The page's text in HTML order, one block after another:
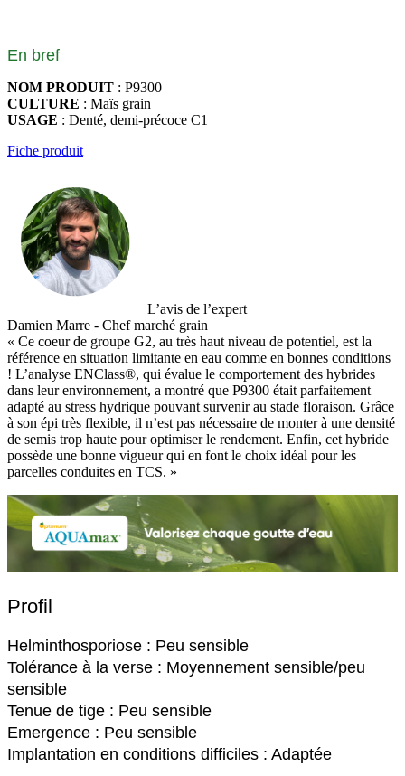
En bref
NOM PRODUIT : P9300
CULTURE : Maïs grain
USAGE : Denté, demi-précoce C1
Fiche produit
L’avis de l’expert
Damien Marre - Chef marché grain
« Ce coeur de groupe G2, au très haut niveau de potentiel, est la
référence en situation limitante en eau comme en bonnes conditions
! L’analyse ENClass®, qui évalue le comportement des hybrides
dans leur environnement, a montré que P9300 était parfaitement
adapté au stress hydrique pouvant survenir au stade floraison. Grâce
à son épi très flexible, il n’est pas nécessaire de monter à une densité
de semis trop haute pour optimiser le rendement. Enfin, cet hybride
possède une bonne vigueur qui en font le choix idéal pour les
parcelles conduites en TCS. »
Profil
Helminthosporiose : Peu sensible
Tolérance à la verse : Moyennement sensible/peu
sensible
Tenue de tige : Peu sensible
Emergence : Peu sensible
Implantation en conditions difficiles : Adaptée